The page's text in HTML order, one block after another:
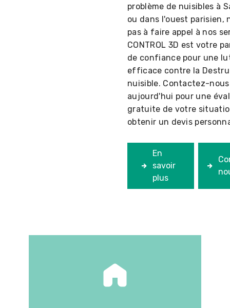
problème de nuisibles à
ou dans l'ouest parisien,
pas à faire appel à nos
CONTROL 3D est votre
de confiance pour une
efficace contre la
nuisible. Contactez-
aujourd'hui pour une
gratuite de votre
obtenir un devis
En
savoir
plus